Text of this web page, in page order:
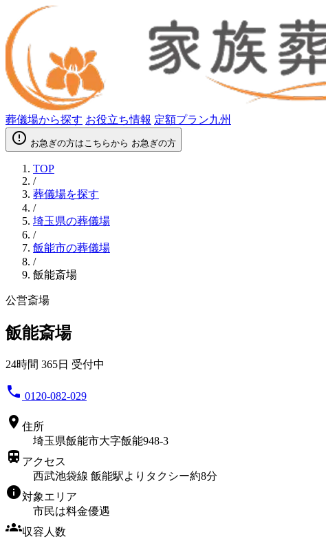
葬儀場から探す お役立ち情報 定額プラン九州
error_outline お急ぎの方はこちらから お急ぎの方
TOP
/
葬儀場を探す
/
埼玉県の葬儀場
/
飯能市の葬儀場
/
飯能斎場
公営斎場
飯能斎場
24時間 365日 受付中
phone 0120-082-029
location_on 住所
埼玉県飯能市大字飯能948-3
train アクセス
西武池袋線 飯能駅よりタクシー約8分
info対象エリア
市民は料金優遇
groups収容人数